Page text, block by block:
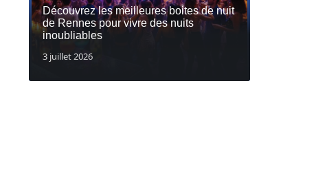
Découvrez les meilleures boites de nuit
de Rennes pour vivre des nuits
inoubliables
3 juillet 2026